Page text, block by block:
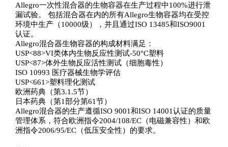
Allegro一次性混合器的生物容器在生产过程中100%进行泄
漏试验。 包括混合器在内的所有Allegro生物容器均在受控
环境中生产（10000级），并且通过ISO 13485和ISO9001
认证。
Allegro混合器生物容器的构成材料满足：
USP<88>VI类体内生物反应性测试-50°C塑料
USP<87>体外生物反应活性测试（细胞毒性）
ISO 10993 医疗器械生物学评估
USP<661>塑料理化测试
欧洲药典（第3.1.5节）
日本药典（第1部分第61节）
Allegro混合器的生产遵循ISO 9001和ISO 14001认证的质量
管理体系，符合欧洲指令2004/108/EC（电磁兼容性）和欧
洲指令2006/95/EC（低压安全性）的要求。